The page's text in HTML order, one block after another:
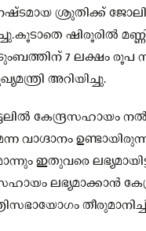
ശ്രുതിക്ക്
ഷിരൂരില്‍
7 ലക്ഷം
അറിയിച്ചു.
കേന്ദ്രസഹായം
വാഗ്ദാനം
ഇതുവരെ
ലഭ്യമാക്കാന്‍